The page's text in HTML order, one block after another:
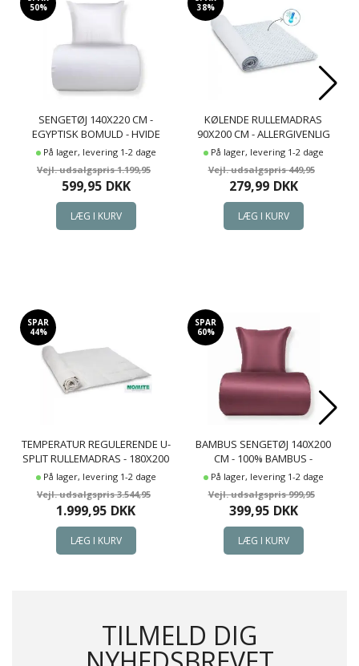
50%
SENGETØJ 140X220 CM -
EGYPTISK BOMULD - HVIDE
JACQUARDVÆVEDE STRIBER
På lager, levering 1-2 dage
1.199,95
599,95 DKK
38%
KØLENDE RULLEMADRAS
90X200 CM - ALLERGIVENLIG
OG ÅNDBAR
MADRASBESKYTTER - SLEEP
TECH BY BORG RULLEMADRAS
På lager, levering 1-2 dage
449,95
279,99 DKK
SPAR
44%
TEMPERATUR REGULERENDE U-
SPLIT RULLEMADRAS - 180X200
CM - DOWNTOPPER
TEMPRAKON ZONE
På lager, levering 1-2 dage
3.544,95
1.999,95 DKK
SPAR
60%
BAMBUS SENGETØJ 140X200
CM - 100% BAMBUS -
BORDEAUX
På lager, levering 1-2 dage
999,95
399,95 DKK
TILMELD DIG